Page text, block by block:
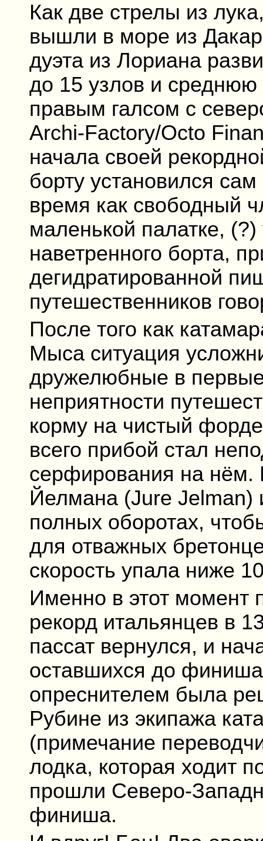
Как две стрелы из
вышли в море из
дуэта из Лориана
до 15 узлов и среднюю
правым галсом с
Archi-Factory/Octo
начала своей
борту установился
время как свободный
маленькой палатке,
наветренного борта,
дегидратированной
путешественников
После того как
Мыса ситуация
дружелюбные в
неприятности
корму на чистый
всего прибой стал
серфирования на
Йелмана (Jure Jelman)
полных оборотах,
для отважных
скорость упала ниже
Именно в этот момент
рекорд итальянцев в
пассат вернулся, и
оставшихся до
опреснителем была
Рубине из экипажа
(примечание
лодка, которая ходит
прошли Северо-
финиша.